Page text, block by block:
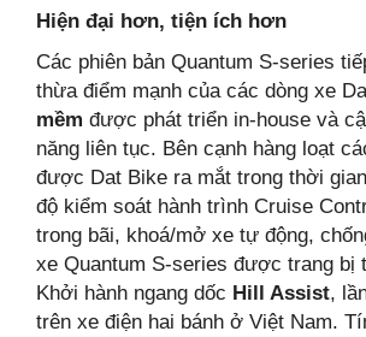
Hiện đại hơn, tiện ích hơn
Các phiên bản Quantum S-series
thừa điểm mạnh của các dòng xe
mềm được phát triển in-house và
năng liên tục. Bên cạnh hàng loạt
được Dat Bike ra mắt trong thời
độ kiểm soát hành trình Cruise
trong bãi, khoá/mở xe tự động,
xe Quantum S-series được trang bị
Khởi hành ngang dốc Hill Assist,
trên xe điện hai bánh ở Việt Nam.